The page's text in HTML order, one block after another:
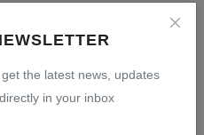
the latest news, updates
in your inbox